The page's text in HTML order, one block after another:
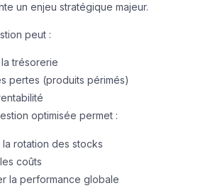
un enjeu stratégique majeur.
peut :
trésorerie
pertes (produits périmés)
optimisée permet :
la rotation des stocks
coûts
la performance globale